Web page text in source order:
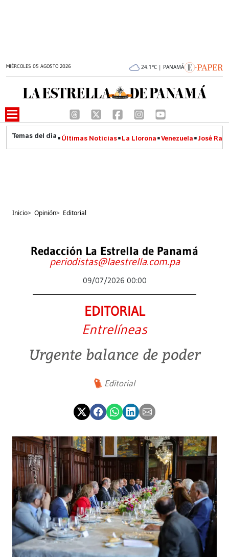
MIÉRCOLES 05 AGOSTO 2026 24.1°C | PANAMÁ
Últimas Noticias La Llorona Venezuela José
Inicio> Opinión> Editorial
Redacción La Estrella de Panamá
periodistas@laestrella.com.pa
09/07/2026 00:00
EDITORIAL
Entrelíneas
Urgente balance de poder
Editorial